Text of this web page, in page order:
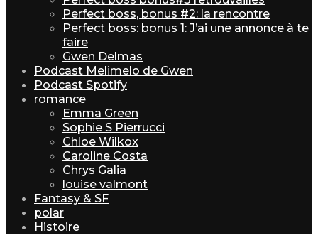
Perfect boss, bonus #2: la rencontre
Perfect boss: bonus 1: J’ai une annonce à te
faire
Gwen Delmas
Podcast Melimelo de Gwen
Podcast Spotify
romance
Emma Green
Sophie S Pierrucci
Chloe Wilkox
Caroline Costa
Chrys Galia
louise valmont
Fantasy & SF
polar
Histoire